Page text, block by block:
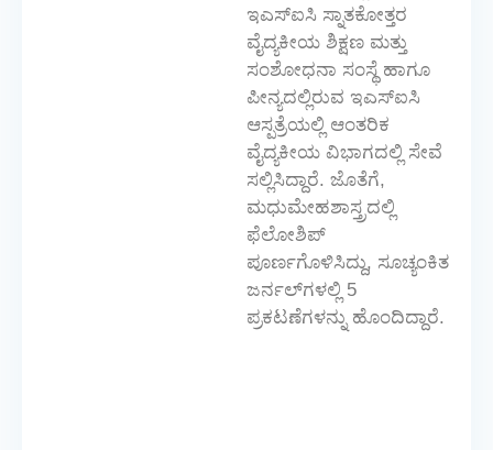
ಇಎಸ್ಐಸಿ ಸ್ನಾತಕೋತ್ತರ
ವೈದ್ಯಕೀಯ ಶಿಕ್ಷಣ ಮತ್ತು
ಸಂಶೋಧನಾ ಸಂಸ್ಥೆ ಹಾಗೂ
ಪೀನ್ಯದಲ್ಲಿರುವ ಇಎಸ್ಐಸಿ
ಆಸ್ಪತ್ರೆಯಲ್ಲಿ ಆಂತರಿಕ
ವೈದ್ಯಕೀಯ ವಿಭಾಗದಲ್ಲಿ ಸೇವೆ
ಸಲ್ಲಿಸಿದ್ದಾರೆ. ಜೊತೆಗೆ,
ಮಧುಮೇಹಶಾಸ್ತ್ರದಲ್ಲಿ
ಫೆಲೋಶಿಪ್
ಪೂರ್ಣಗೊಳಿಸಿದ್ದು, ಸೂಚ್ಯಂಕಿತ
ಜರ್ನಲ್‌ಗಳಲ್ಲಿ 5
ಪ್ರಕಟಣೆಗಳನ್ನು ಹೊಂದಿದ್ದಾರೆ.